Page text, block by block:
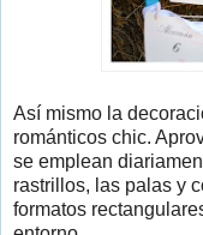
Así mismo la
románticos chic.
se emplean
rastrillos, las palas y
formatos